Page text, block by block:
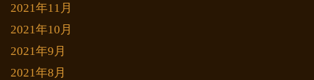
2021年11月
2021年10月
2021年9月
2021年8月